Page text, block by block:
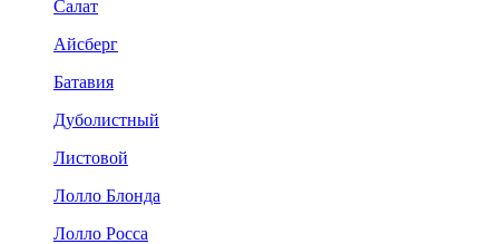
Салат
Айсберг
Батавия
Дуболистный
Листовой
Лолло Блонда
Лолло Росса